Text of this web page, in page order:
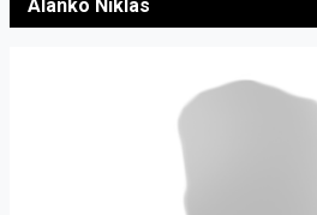
Alanko Niklas